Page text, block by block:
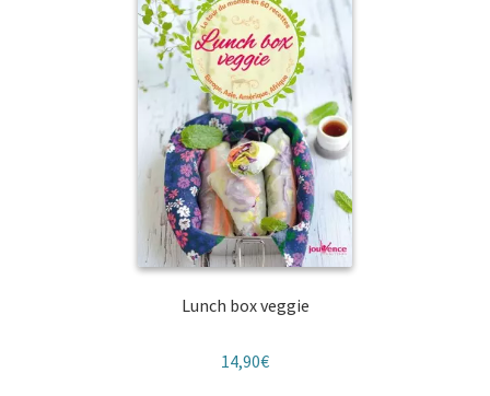
Lunch box veggie
14,90€